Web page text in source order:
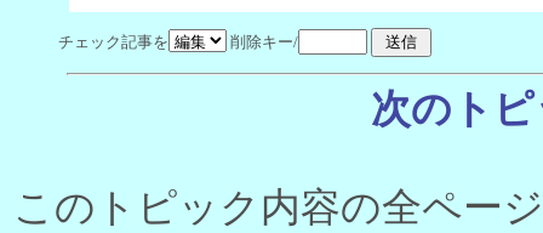
チェック記事を 削除キー/
次のト
このトピック内容の全ペー